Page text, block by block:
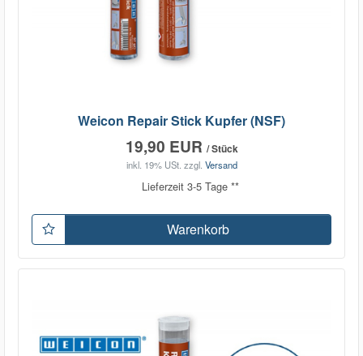
Weicon Repair Stick Kupfer (NSF)
19,90 EUR / Stück
inkl. 19% USt. zzgl. Versand
Lieferzeit 3-5 Tage **
Warenkorb